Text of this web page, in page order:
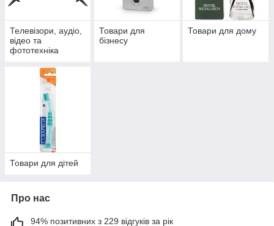
Телевізори, аудіо,
відео та
фототехніка
Товари для
бізнесу
Товари для дому
Товари для дітей
Про нас
94% позитивних з 229 відгуків за рік